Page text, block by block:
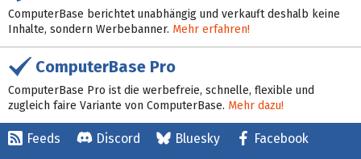
ComputerBase berichtet unabhängig und verkauft deshalb keine
Inhalte, sondern Werbebanner. Mehr erfahren!
ComputerBase Pro
ComputerBase Pro ist die werbefreie, schnelle, flexible und
zugleich faire Variante von ComputerBase. Mehr dazu!
Feeds Discord Bluesky
Facebook